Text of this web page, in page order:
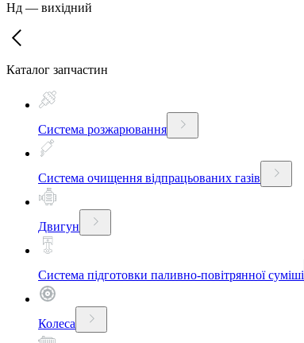
Нд — вихідний
Каталог запчастин
Система розжарювання
Система очищення відпрацьованих газів
Двигун
Система підготовки паливно-повітрянної суміші
Колеса